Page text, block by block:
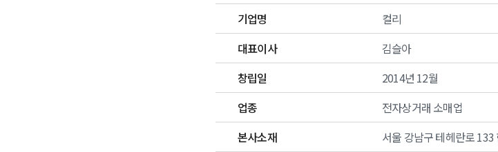
기업명
컬리
대표이사
김슬아
창립일
2014년 12월
업종
전자상거래 소매업
본사소재
서울 강남구 테헤란로 133